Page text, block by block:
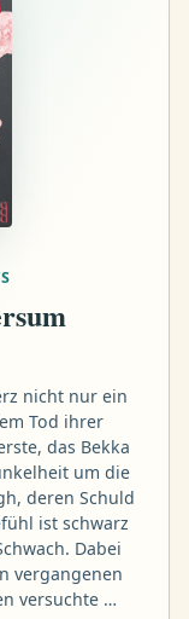
nicht nur ein
Tod ihrer
das Bekka
um die
deren Schuld
ist schwarz
Dabei
vergangenen
versuchte …